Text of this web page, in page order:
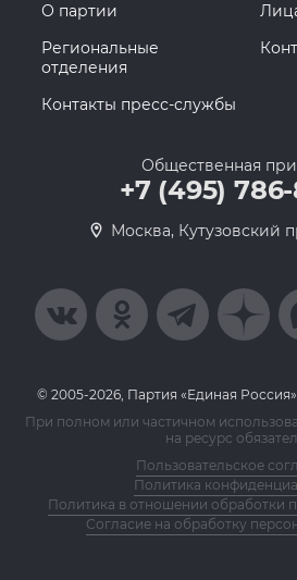
О партии
Региональные
отделения
Контакты пресс-службы
Общественная
+7 (495)
Москва, Кутузовский
© 2005-2026, Партия «Единая
При полном или частичном
на ресурс
Пользовательское
Политика
Политика в отношении обработки
Согласие на обработку